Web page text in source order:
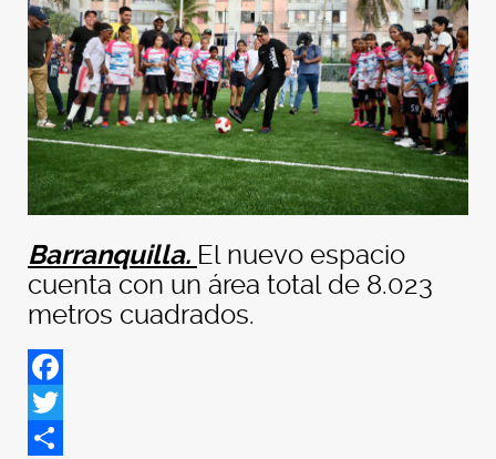
Barranquilla. El nuevo espacio
cuenta con un área total de 8.023
metros cuadrados.
Facebook
Twitter